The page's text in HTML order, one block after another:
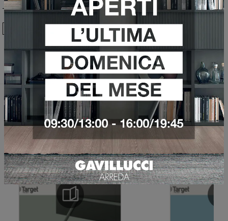
Sfoglia i cataloghi
Ho preso visione della Privacy Policy
Invia